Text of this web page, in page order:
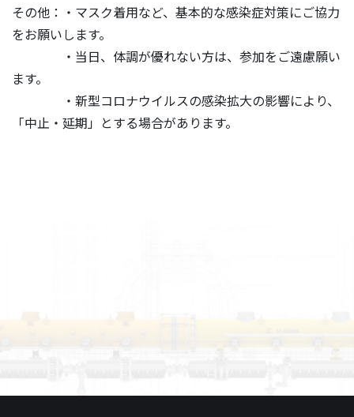
その他：・マスク着用など、基本的な感染症対策にご協力
をお願いします。
・当日、体調が優れない方は、参加をご遠慮願い
ます。
・新型コロナウイルスの感染拡大の影響により、
「中止・延期」とする場合があります。